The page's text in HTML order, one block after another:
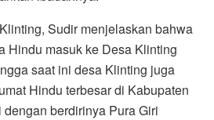
Sudir menjelaskan bahwa
Hindu masuk ke Desa Klinting
saat ini desa Klinting juga
Hindu terbesar di Kabupaten
berdirinya Pura Giri